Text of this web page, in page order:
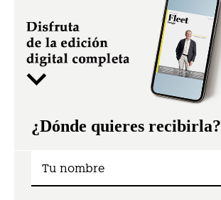
¿Dónde quieres recibirla?